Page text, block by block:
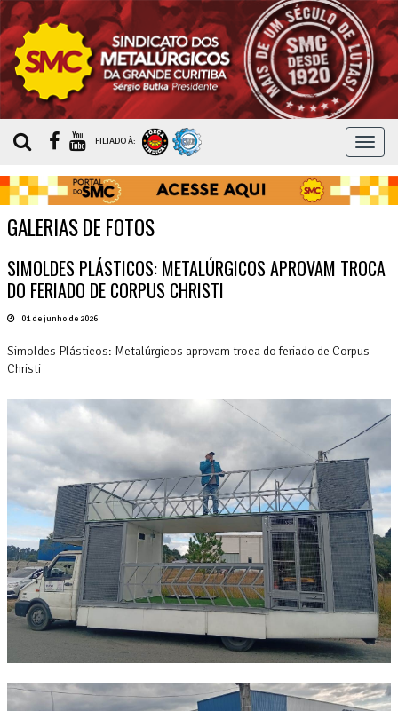
MENU
FILIADO À:
GALERIAS DE FOTOS
SIMOLDES PLÁSTICOS: METALÚRGICOS APROVAM TROCA
DO FERIADO DE CORPUS CHRISTI
01 de junho de 2026
Simoldes Plásticos: Metalúrgicos aprovam troca do feriado de Corpus
Christi